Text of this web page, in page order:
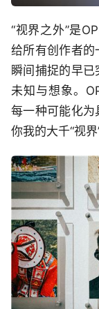
“视界之外”是
给所有创作者的
瞬间捕捉的早
未知与想象。
每一种可能化
你我的大千“视界”